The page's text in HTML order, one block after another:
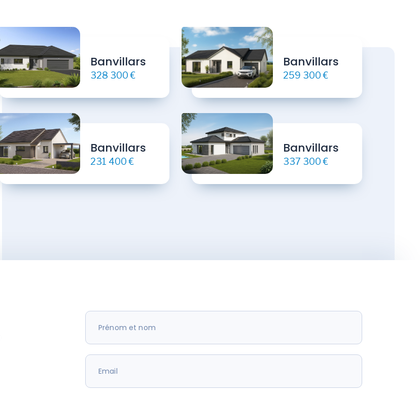
Banvillars
328 300 €
Banvillars
259 300 €
Banvillars
231 400 €
Banvillars
337 300 €